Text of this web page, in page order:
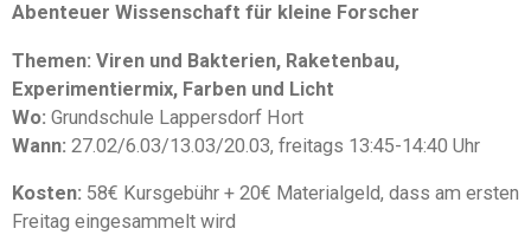
Abenteuer Wissenschaft für kleine Forscher
Themen: Viren und Bakterien, Raketenbau,
Experimentiermix, Farben und Licht
Wo: Grundschule Lappersdorf Hort
Wann: 27.02/6.03/13.03/20.03, freitags 13:45-14:40 Uhr
Kosten: 58€ Kursgebühr + 20€ Materialgeld, dass am ersten
Freitag eingesammelt wird